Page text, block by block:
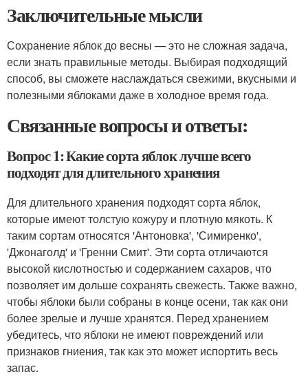
Заключительные мысли
Сохранение яблок до весны — это не сложная задача,
если знать правильные методы. Выбирая подходящий
способ, вы сможете наслаждаться свежими, вкусными и
полезными яблоками даже в холодное время года.
Связанные вопросы и ответы:
Вопрос 1: Какие сорта яблок лучше всего
подходят для длительного хранения
Для длительного хранения подходят сорта яблок,
которые имеют толстую кожуру и плотную мякоть. К
таким сортам относятся 'Антоновка', 'Симиренко',
'Джонаголд' и 'Гренни Смит'. Эти сорта отличаются
высокой кислотностью и содержанием сахаров, что
позволяет им дольше сохранять свежесть. Также важно,
чтобы яблоки были собраны в конце осени, так как они
более зрелые и лучше хранятся. Перед хранением
убедитесь, что яблоки не имеют повреждений или
признаков гниения, так как это может испортить весь
запас.